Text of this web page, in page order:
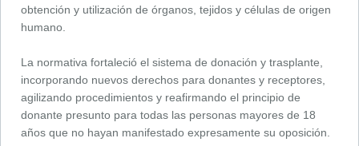
obtención y utilización de órganos, tejidos y células de origen
humano.
La normativa fortaleció el sistema de donación y trasplante,
incorporando nuevos derechos para donantes y receptores,
agilizando procedimientos y reafirmando el principio de
donante presunto para todas las personas mayores de 18
años que no hayan manifestado expresamente su oposición.